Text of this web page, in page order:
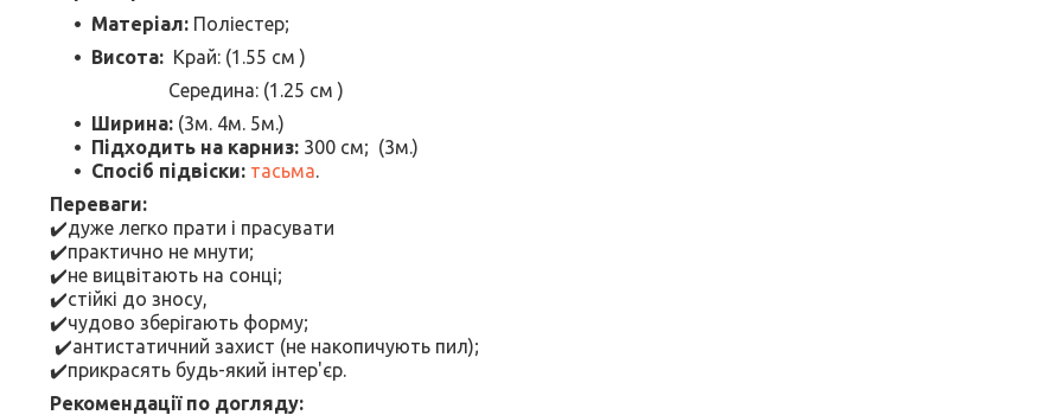
Матеріал: Поліестер;
Висота: Край: (1.55 см )
Середина: (1.25 см )
Ширина: (3м. 4м. 5м.)
Підходить на карниз: 300 см; (3м.)
Спосіб підвіски: тасьма.
Переваги:
✔️дуже легко прати і прасувати
✔️практично не мнути;
✔️не вицвітають на сонці;
✔️стійкі до зносу,
✔️чудово зберігають форму;
✔️антистатичний захист (не накопичують пил);
✔️прикрасять будь-який інтер'єр.
Рекомендації по догляду: